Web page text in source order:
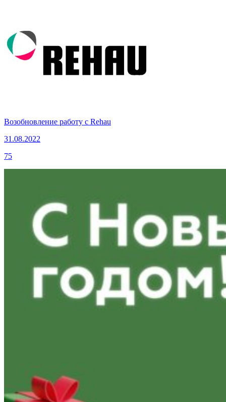
Возобновление работу с Rehau
31.08.2022
75